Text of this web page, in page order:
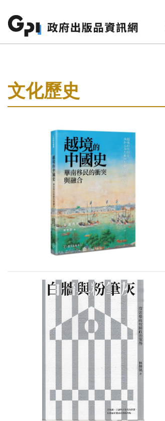
文化歷史